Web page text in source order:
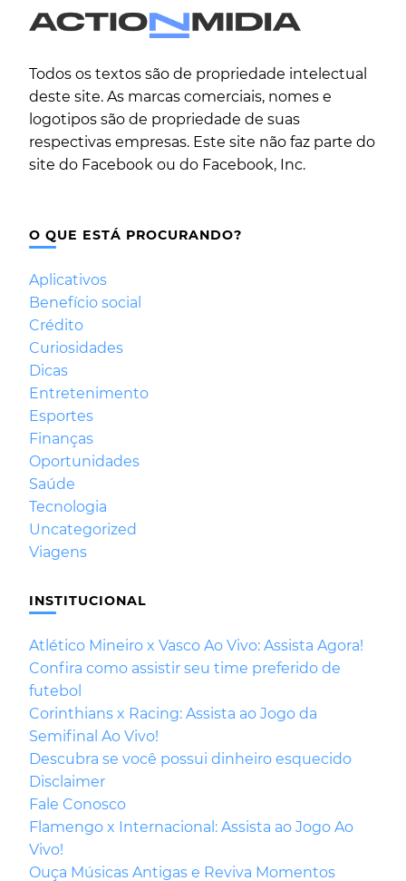
Todos os textos são de propriedade intelectual
deste site. As marcas comerciais, nomes e
logotipos são de propriedade de suas
respectivas empresas. Este site não faz parte do
site do Facebook ou do Facebook, Inc.
O QUE ESTÁ PROCURANDO?
Aplicativos
Benefício social
Crédito
Curiosidades
Dicas
Entretenimento
Esportes
Finanças
Oportunidades
Saúde
Tecnologia
Uncategorized
Viagens
INSTITUCIONAL
Atlético Mineiro x Vasco Ao Vivo: Assista Agora!
Confira como assistir seu time preferido de
futebol
Corinthians x Racing: Assista ao Jogo da
Semifinal Ao Vivo!
Descubra se você possui dinheiro esquecido
Disclaimer
Fale Conosco
Flamengo x Internacional: Assista ao Jogo Ao
Vivo!
Ouça Músicas Antigas e Reviva Momentos